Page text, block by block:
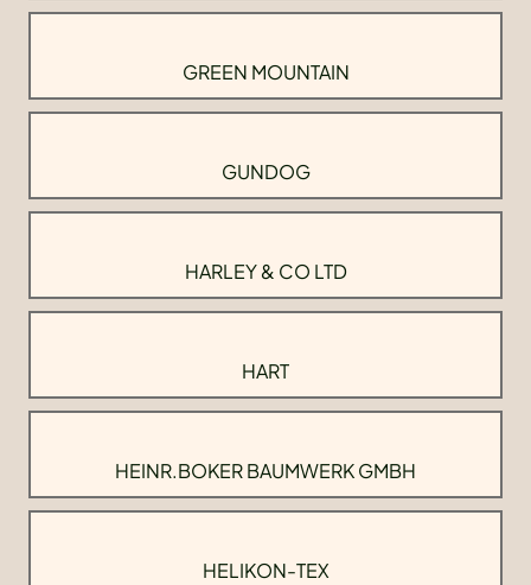
GREEN MOUNTAIN
GUNDOG
HARLEY & CO LTD
HART
HEINR.BOKER BAUMWERK GMBH
HELIKON-TEX